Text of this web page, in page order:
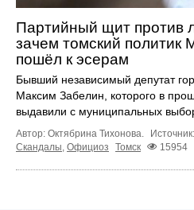
Партийный щит против
зачем томский политик
пошёл к эсерам
Бывший независимый депутат
Максим Забелин, которого в
выдавили с муниципальных
Автор: Октябрина Тихонова. Источник:
Скандалы, Официоз Томск 15954